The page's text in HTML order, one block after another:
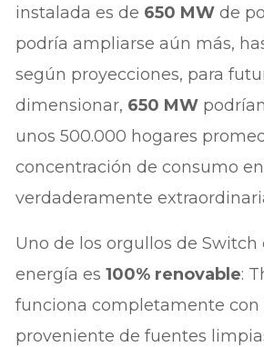
instalada es de 650 MW de
podría ampliarse aún más,
según proyecciones, para
dimensionar, 650 MW
unos 500.000 hogares
concentración de consumo
verdaderamente
Uno de los orgullos de Switch
energía es100% renovable:
funciona completamente con
proveniente de fuentes